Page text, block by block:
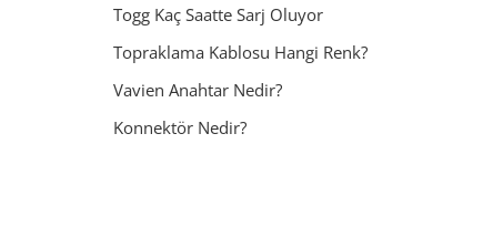
Togg Kaç Saatte Sarj Oluyor
Topraklama Kablosu Hangi Renk?
Vavien Anahtar Nedir?
Konnektör Nedir?